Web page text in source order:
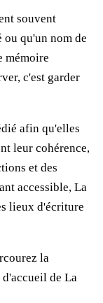
souvent
ou qu'un nom de
mémoire
c'est garder
afin qu'elles
leur cohérence,
et des
accessible, La
lieux d'écriture
la
de La